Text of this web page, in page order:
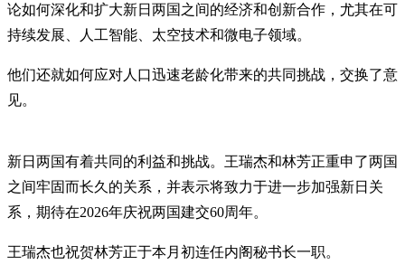
论如何深化和扩大新日两国之间的经济和创新合作，尤其在可
持续发展、人工智能、太空技术和微电子领域。
他们还就如何应对人口迅速老龄化带来的共同挑战，交换了意
见。
新日两国有着共同的利益和挑战。王瑞杰和林芳正重申了两国
之间牢固而长久的关系，并表示将致力于进一步加强新日关
系，期待在2026年庆祝两国建交60周年。
王瑞杰也祝贺林芳正于本月初连任内阁秘书长一职。